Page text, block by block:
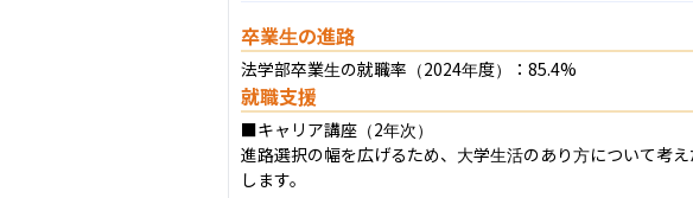
卒業生の進路
法学部卒業生の就職率（2024年度）：85.4%
就職支援
■キャリア講座（2年次）
進路選択の幅を広げるため、大学生活のあり方について考
します。